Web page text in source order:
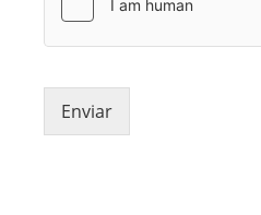
Enviar